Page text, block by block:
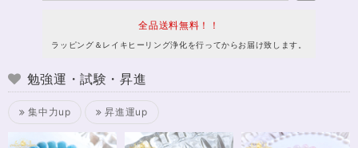
全品送料無料！！
ラッピング＆レイキヒーリング浄化を行ってからお届け致します。
勉強運・試験・昇進
集中力up 昇進運up